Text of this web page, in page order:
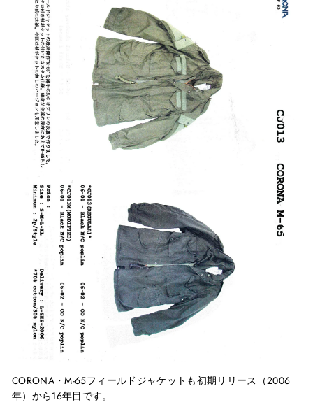
CORONA・M-65フィールドジャケットも初期リリース（2006
年）から16年目です。